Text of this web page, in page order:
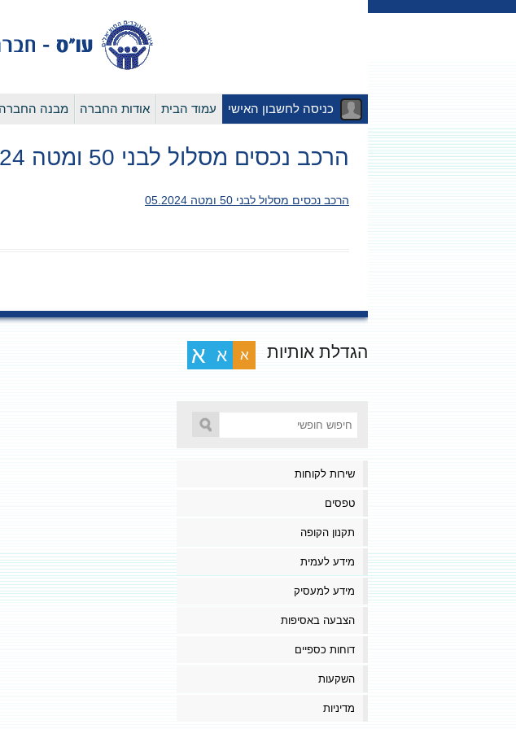
כניסה לחשבון האישי עמוד הבית אודות החברה מבנה החברה
הרכב נכסים מסלול לבני 50 ומטה 05.2024
הרכב נכסים מסלול לבני 50 ומטה 05.2024
הגדלת אותיות א א א
שירות לקוחות
טפסים
תקנון הקופה
מידע לעמית
מידע למעסיק
הצבעה באסיפות
דוחות כספיים
השקעות
מדיניות